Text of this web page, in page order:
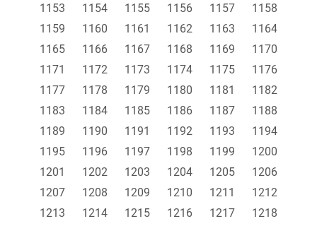
1153 1154 1155 1156 1157
1158
1159
1160 1161 1162 1163
1164
1165
1166 1167 1168 1169
1170
1171
1172 1173 1174 1175
1176
1177
1178 1179 1180 1181
1182
1183
1184 1185 1186 1187
1188
1189
1190 1191 1192 1193
1194
1195
1196 1197 1198 1199
1200
1201
1202 1203 1204 1205
1206
1207
1208 1209 1210 1211
1212
1213
1214 1215 1216 1217
1218